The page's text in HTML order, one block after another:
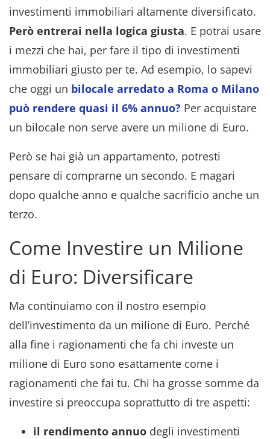
investimenti immobiliari altamente diversificato.
Però entrerai nella logica giusta. E potrai usare
i mezzi che hai, per fare il tipo di investimenti
immobiliari giusto per te. Ad esempio, lo sapevi
che oggi un bilocale arredato a Roma o Milano
può rendere quasi il 6% annuo? Per acquistare
un bilocale non serve avere un milione di Euro.
Però se hai già un appartamento, potresti
pensare di comprarne un secondo. E magari
dopo qualche anno e qualche sacrificio anche un
terzo.
Come Investire un Milione
di Euro: Diversificare
Ma continuiamo con il nostro esempio
dell’investimento da un milione di Euro. Perché
alla fine i ragionamenti che fa chi investe un
milione di Euro sono esattamente come i
ragionamenti che fai tu. Chi ha grosse somme da
investire si preoccupa soprattutto di tre aspetti:
il rendimento annuo degli investimenti